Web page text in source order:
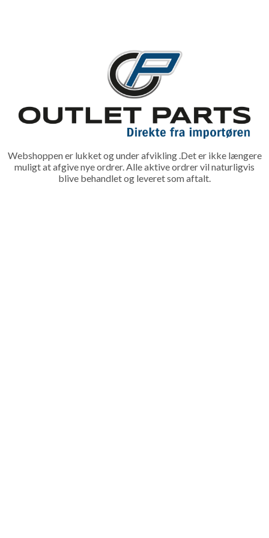
Webshoppen er lukket og under afvikling .Det er ikke længere
muligt at afgive nye ordrer. Alle aktive ordrer vil naturligvis
blive behandlet og leveret som aftalt.